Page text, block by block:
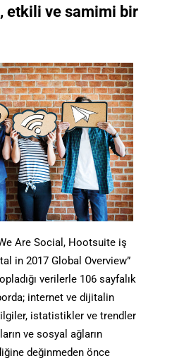
etkili ve samimi bir
Are Social, Hootsuite iş
in 2017 Global Overview”
verilerle 106 sayfalık
internet ve dijitalin
istatistikler ve trendler
ve sosyal ağların
değinmeden önce